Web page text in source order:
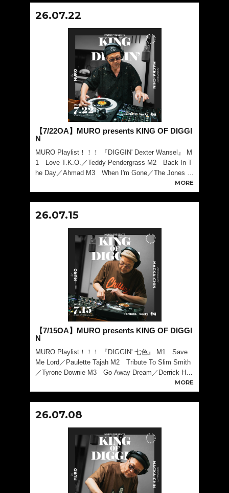
26.07.22
【7/22OA】MURO presents KING OF DIGGI
N
MURO Playlist！！！ 『DIGGIN' Dexter Wansel』 M
1 Love T.K.O.／Teddy Pendergrass M2 Back In T
he Day／Ahmad M3 When I'm Gone／The Jones Gi
MORE
26.07.15
【7/15OA】MURO presents KING OF DIGGI
N
MURO Playlist！！！ 『DIGGIN' 七色』 M1 Save
Me Lord／Paulette Tajah M2 Tribute To Slim Smith
／Tyrone Downie M3 Go Away Dream／Derrick Harr
MORE
26.07.08